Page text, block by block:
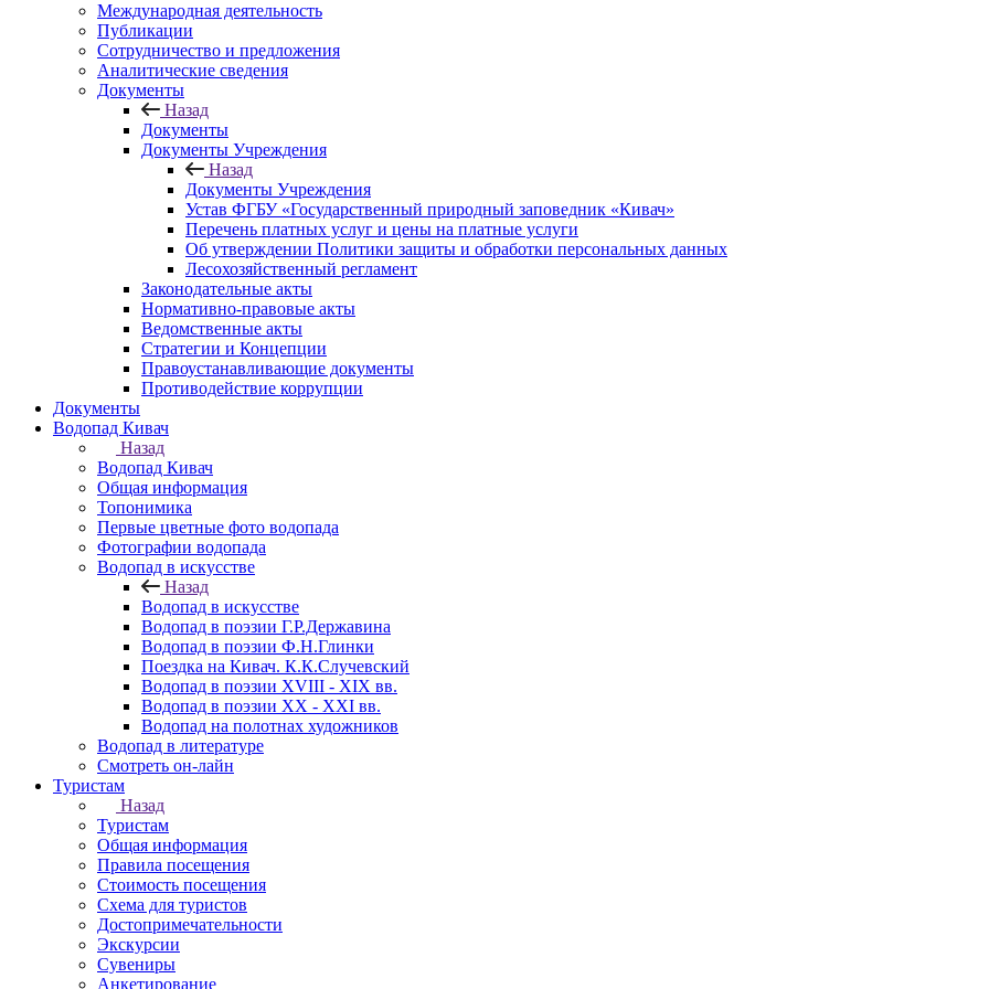
Международная деятельность
Публикации
Сотрудничество и предложения
Аналитические сведения
Документы
Назад
Документы
Документы Учреждения
Назад
Документы Учреждения
Устав ФГБУ «Государственный природный заповедник «Кивач»
Перечень платных услуг и цены на платные услуги
Об утверждении Политики защиты и обработки персональных данных
Лесохозяйственный регламент
Законодательные акты
Нормативно-правовые акты
Ведомственные акты
Стратегии и Концепции
Правоустанавливающие документы
Противодействие коррупции
Документы
Водопад Кивач
Назад
Водопад Кивач
Общая информация
Топонимика
Первые цветные фото водопада
Фотографии водопада
Водопад в искусстве
Назад
Водопад в искусстве
Водопад в поэзии Г.Р.Державина
Водопад в поэзии Ф.Н.Глинки
Поездка на Кивач. К.К.Случевский
Водопад в поэзии XVIII - XIX вв.
Водопад в поэзии XX - XXI вв.
Водопад на полотнах художников
Водопад в литературе
Смотреть он-лайн
Туристам
Назад
Туристам
Общая информация
Правила посещения
Стоимость посещения
Схема для туристов
Достопримечательности
Экскурсии
Сувениры
Анкетирование